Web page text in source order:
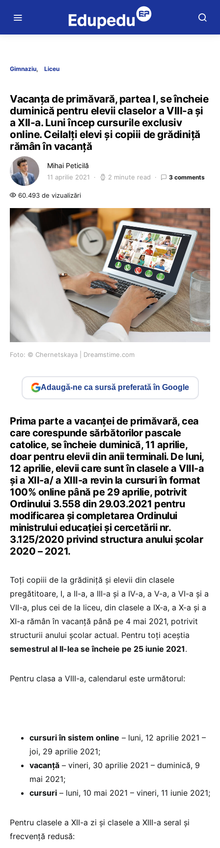
Gimnaziu Liceu
Vacanța de primăvară, partea I, se încheie
duminică pentru elevii claselor a VIII-a și
a XII-a. Luni încep cursurile exclusiv
online. Ceilalți elevi și copiii de grădiniță
rămân în vacanță
Mihai Peticilă
11 aprilie 2021 2 minute read 3 comments
60.493 de vizualizări
Foto: © Chernetskaya | Dreamstime.com
Adaugă-ne ca sursă preferată în Google
Prima parte a vacanței de primăvară, cea
care corespunde sărbătorilor pascale
catolice, se încheie duminică, 11 aprilie,
doar pentru elevii din anii terminali. De luni,
12 aprilie, elevii care sunt în clasele a VIII-a
și a XII-a/ a XIII-a revin la cursuri în format
100% online până pe 29 aprilie, potrivit
Ordinului 3.558 din 29.03.2021 pentru
modificarea și completarea Ordinului
ministrului educației și cercetării nr.
3.125/2020 privind structura anului școlar
2020 – 2021.
Toți copiii de la grădiniță și elevii din clasele
pregătitoare, I, a II-a, a III-a și a IV-a, a V-a, a VI-a și a
VII-a, plus cei de la liceu, din clasele a IX-a, a X-a și a
XI-a rămân în vacanță până pe 4 mai 2021, potrivit
structurii anului școlar actual. Pentru toți aceștia
semestrul al II-lea se încheie pe 25 iunie 2021.
Pentru clasa a VIII-a, calendarul este următorul:
cursuri în sistem online – luni, 12 aprilie 2021 –
joi, 29 aprilie 2021;
vacanță – vineri, 30 aprilie 2021 – duminică, 9
mai 2021;
cursuri – luni, 10 mai 2021 – vineri, 11 iunie 2021;
Pentru clasele a XII-a zi și clasele a XIII-a seral și
frecvență redusă: